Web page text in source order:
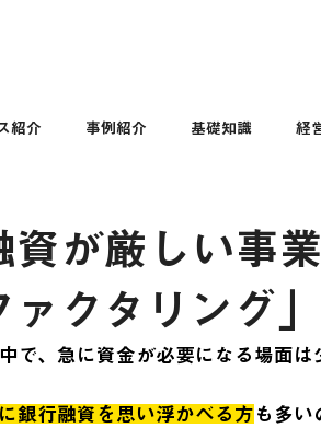
紹介 事例紹介 基礎知識 経
資が厳しい事
ァクタリング
で、急に資金が必要になる場面は
銀行融資を思い浮かべる方 も多い